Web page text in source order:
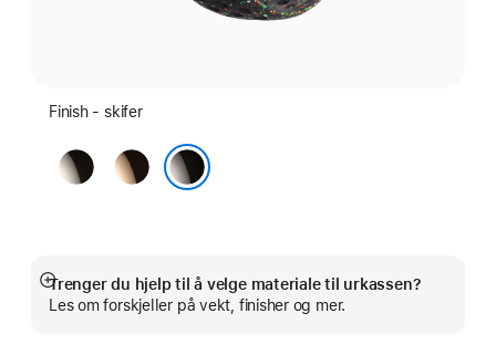
Finish - skifer
naturliggull
Trenger du hjelp til å velge materiale til urkassen?
Les om forskjeller på vekt, finisher og mer.
Mer